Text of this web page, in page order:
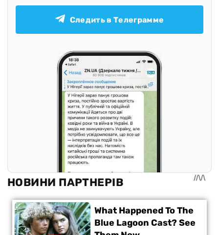
Следить в Телеграмме